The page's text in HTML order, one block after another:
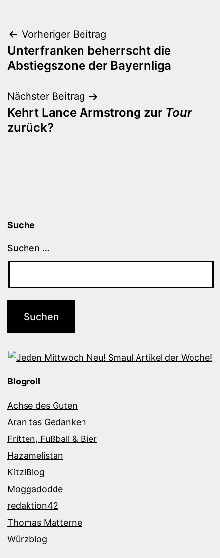
Beitragsnavigation
Vorheriger Beitrag
Unterfranken beherrscht die
Abstiegszone der Bayernliga
Nächster Beitrag
Kehrt Lance Armstrong zur Tour
zurück?
Suche
Suchen …
Blogroll
Achse des Guten
Aranitas Gedanken
Fritten, Fußball & Bier
Hazamelistan
KitziBlog
Moggadodde
redaktion42
Thomas Matterne
Würzblog